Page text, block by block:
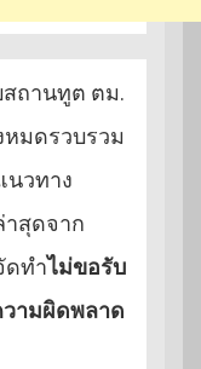
สถานทูต ตม.
มดรวบรวม
นวทาง
สุดจาก
ดทำไม่ขอรับ
ามผิดพลาด